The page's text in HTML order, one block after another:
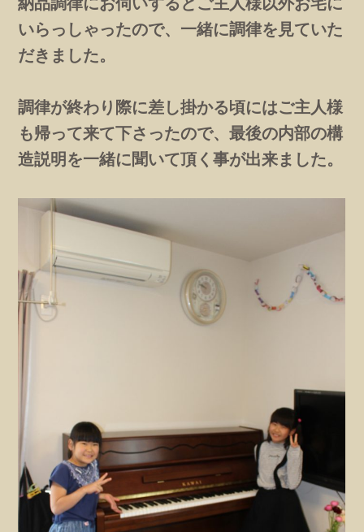
いらっしゃったので、一緒に調律を見ていた
だきました。
調律が終わり際に差し掛かる頃にはご主人様
も帰って来て下さったので、最後の内部の構
造説明を一緒に聞いて頂く事が出来ました。